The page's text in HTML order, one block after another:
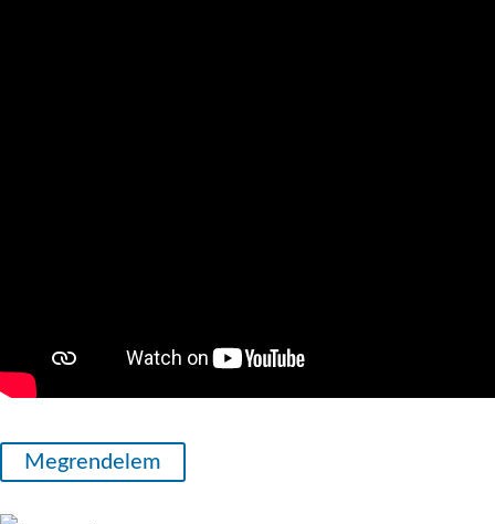
Megrendelem